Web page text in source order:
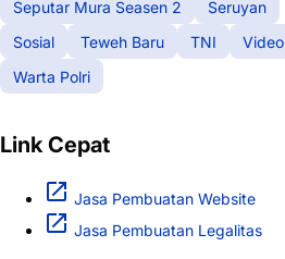
Seputar Mura Seasen 2
Seruyan
Sosial
Teweh Baru TNI
Video
Warta Polri
Link Cepat
Jasa Pembuatan Website
Jasa Pembuatan Legalitas